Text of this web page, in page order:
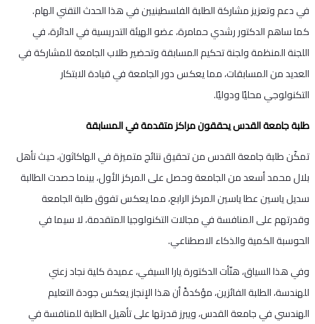
في دعم وتعزيز مشاركة الطلبة الفلسطينيين في هذا الحدث التقني الهام.
كما ساهم الدكتور رشدي حمامرة، عضو الهيئة التدريسية في الدائرة، في
اللجنة المنظمة ولجنة تحكيم المسابقة وتحضير طلاب الجامعة للمشاركة في
العديد من المسابقات، مما يعكس دور الجامعة في قيادة الابتكار
التكنولوجي محليًا ودوليًا.
طلبة جامعة القدس يحققون مراكز متقدمة في المسابقة
تمكّن طلبة جامعة القدس من تحقيق نتائج متميزة في الهاكاثون، حيث تأهل
بلال محمد أسعد من الجامعة وحصل على المركز الأول، بينما حصدت الطالبة
سديل ياسين عطا ياسين المركز الرابع، مما يعكس تفوق طلبة الجامعة
وقدرتهم على المنافسة في مجالات التكنولوجيا المتقدمة، لا سيما في
الحوسبة الكمية والذكاء الاصطناعي.
وفي هذا السياق، هنّأت الدكتورة يارا السيفي، عميدة كلية نجاد زعني
للهندسة، الطلبة الفائزين، مؤكدةً أن هذا الإنجاز يعكس جودة التعليم
الهندسي في جامعة القدس، ويبرز قدرتها على تأهيل الطلبة للمنافسة في